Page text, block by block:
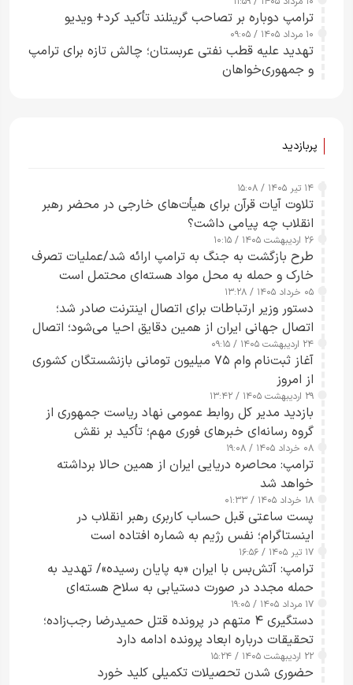
ترامپ دوباره بر تصاحب گرینلند تأکید کرد+ ویدیو
۱۰ مرداد ۱۴۰۵ / ۰۹:۰۵
تهدید علیه قطب نفتی عربستان؛ چالش تازه برای ترامپ
و جمهوری‌خواهان
پربازدید
۱۴ تیر ۱۴۰۵ / ۱۵:۰۸
تلاوت آیات قرآن برای هیأت‌های خارجی در محضر رهبر
انقلاب چه پیامی داشت؟
۲۶ اردیبهشت ۱۴۰۵ / ۱۰:۱۵
طرح‌ بازگشت به جنگ به ترامپ ارائه شد/عملیات تصرف
خارک و حمله به محل مواد هسته‌ای محتمل است
۰۵ خرداد ۱۴۰۵ / ۱۳:۲۸
دستور وزیر ارتباطات برای اتصال اینترنت صادر شد؛
اتصال جهانی ایران از همین دقایق احیا می‌شود؛ اتصال
کامل مردم تا ۲۴ ساعت آینده
۲۴ اردیبهشت ۱۴۰۵ / ۰۹:۱۵
آغاز ثبت‌نام وام ۷۵ میلیون تومانی بازنشستگان کشوری
از امروز
۲۹ اردیبهشت ۱۴۰۵ / ۱۳:۴۲
بازدید مدیر کل روابط عمومی نهاد ریاست جمهوری از
گروه رسانه‌ای خبرهای فوری مهم؛ تأکید بر نقش
رسانه‌های هوشمند و مسئول در ارتقای آگاهی عمومی
۰۸ خرداد ۱۴۰۵ / ۱۹:۰۸
ترامپ: محاصره دریایی ایران از همین حالا برداشته
خواهد شد
۱۸ خرداد ۱۴۰۵ / ۰۱:۳۳
پست ساعتی قبل حساب کاربری رهبر انقلاب در
اینستاگرام؛ نفس رژیم به شماره افتاده است​
۱۷ تیر ۱۴۰۵ / ۱۶:۵۶
ترامپ: آتش‌بس با ایران «به پایان رسیده»/ تهدید به
حمله مجدد در صورت دستیابی به سلاح هسته‌ای
۱۷ مرداد ۱۴۰۵ / ۱۹:۰۵
دستگیری ۴ متهم در پرونده قتل حمیدرضا رجب‌زاده؛
تحقیقات درباره ابعاد پرونده ادامه دارد
۲۲ اردیبهشت ۱۴۰۵ / ۱۵:۲۴
حضوری شدن تحصیلات تکمیلی کلید خورد